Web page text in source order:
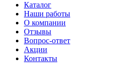
Каталог
Наши работы
О компании
Отзывы
Вопрос-ответ
Акции
Контакты